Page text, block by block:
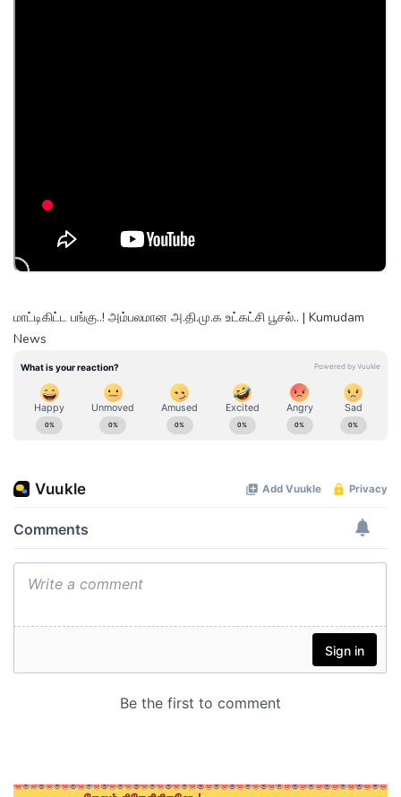
மாட்டிகிட்ட பங்கு..! அம்பலமான அ.தி.மு.க உட்கட்சி பூசல்.. | Kumudam
News